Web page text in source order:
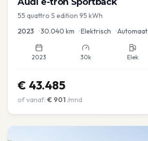
55 quattro S edition 95 kWh
2023 •30.040 km •Elektrisch •Automaat
2023 30k Elek
€ 43.485
of vanaf: € 901 /mnd